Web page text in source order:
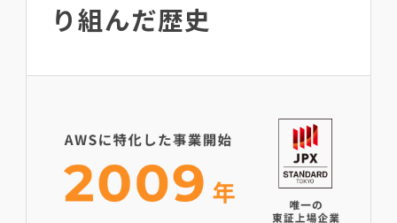
り組んだ歴史